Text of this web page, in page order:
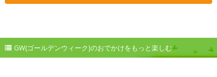
GW(ゴールデンウィーク)のおでかけをもっと楽しむ